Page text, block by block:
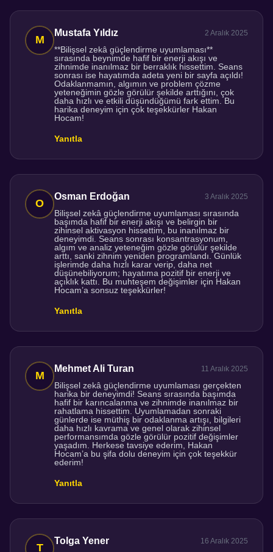
Mustafa Yıldız 2 Aralık 2025
**Bilişsel zekâ güçlendirme uyumlaması**
sırasında beynimde hafif bir enerji akışı ve
zihnimde inanılmaz bir berraklık hissettim. Seans
sonrası ise hayatımda adeta yeni bir sayfa açıldı!
Odaklanmamın, algımın ve problem çözme
yeteneğimin gözle görülür şekilde arttığını, çok
daha hızlı ve etkili düşündüğümü fark ettim. Bu
harika deneyim için çok teşekkürler Hakan
Hocam!
Yanıtla
Osman Erdoğan 3 Aralık 2025
Bilişsel zekâ güçlendirme uyumlaması sırasında
başımda hafif bir enerji akışı ve belirgin bir
zihinsel aktivasyon hissettim, bu inanılmaz bir
deneyimdi. Seans sonrası konsantrasyonum,
algım ve analiz yeteneğim gözle görülür şekilde
arttı, sanki zihnim yeniden programlandı. Günlük
işlerimde daha hızlı karar verip, daha net
düşünebiliyorum; hayatıma pozitif bir enerji ve
açıklık kattı. Bu muhteşem değişimler için Hakan
Hocam’a sonsuz teşekkürler!
Yanıtla
Mehmet Ali Turan 11 Aralık 2025
Bilişsel zekâ güçlendirme uyumlaması gerçekten
harika bir deneyimdi! Seans sırasında başımda
hafif bir karıncalanma ve zihnimde inanılmaz bir
rahatlama hissettim. Uyumlamadan sonraki
günlerde ise müthiş bir odaklanma artışı, bilgileri
daha hızlı kavrama ve genel olarak zihinsel
performansımda gözle görülür pozitif değişimler
yaşadım. Herkese tavsiye ederim, Hakan
Hocam’a bu şifa dolu deneyim için çok teşekkür
ederim!
Yanıtla
Tolga Yener 16 Aralık 2025